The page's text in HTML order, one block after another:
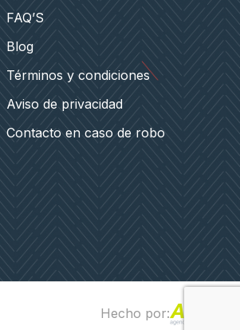
FAQ’S
Blog
Términos y condiciones
Aviso de privacidad
Contacto en caso de robo
Hecho por: